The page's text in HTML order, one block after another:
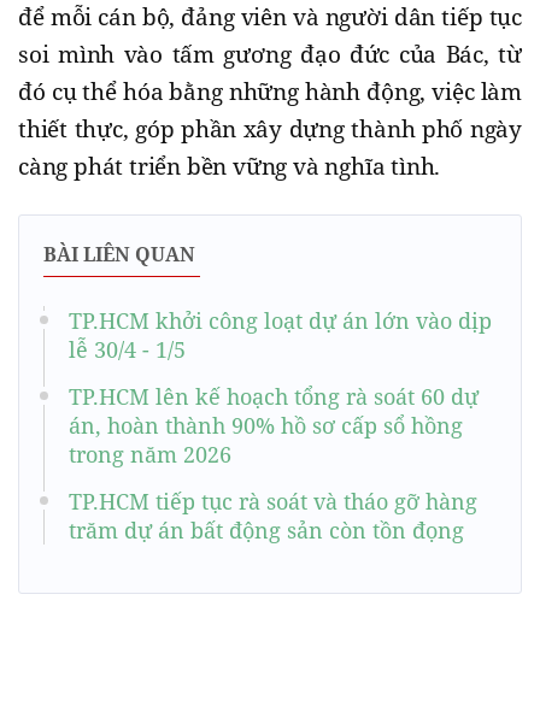
để mỗi cán bộ, đảng viên và người dân tiếp tục
soi mình vào tấm gương đạo đức của Bác, từ
đó cụ thể hóa bằng những hành động, việc làm
thiết thực, góp phần xây dựng thành phố ngày
càng phát triển bền vững và nghĩa tình.
BÀI LIÊN QUAN
TP.HCM khởi công loạt dự án lớn vào dịp
lễ 30/4 - 1/5
TP.HCM lên kế hoạch tổng rà soát 60 dự
án, hoàn thành 90% hồ sơ cấp sổ hồng
trong năm 2026
TP.HCM tiếp tục rà soát và tháo gỡ hàng
trăm dự án bất động sản còn tồn đọng